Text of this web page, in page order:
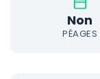
Non
PÉAGES